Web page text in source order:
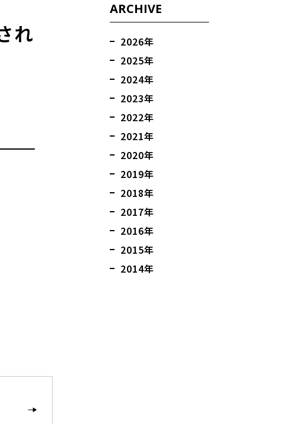
れ
ARCHIVE
2026年
2025年
2024年
2023年
2022年
2021年
2020年
2019年
2018年
2017年
2016年
2015年
2014年